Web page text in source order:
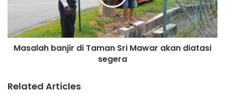
u
j
a
d
Masalah banjir di Taman Sri Mawar akan diatasi
segera
Related Articles